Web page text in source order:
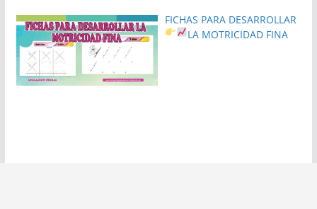
FICHAS PARA DESARROLLAR
LA MOTRICIDAD FINA